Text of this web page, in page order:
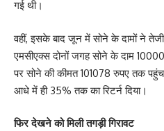
गई थी।
वहीं, इसके बाद जून में सोने के दामों ने
एमसीएक्स दोनों जगह सोने के दाम
पर सोने की कीमत 101078 रुपए तक
आधे में ही 35% तक का रिटर्न दिया।
फिर देखने को मिली तगड़ी गिरावट